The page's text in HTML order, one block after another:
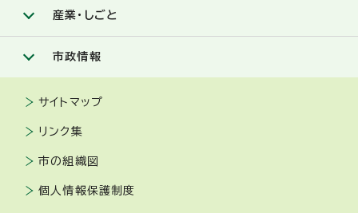
産業・しごと
市政情報
サイトマップ
リンク集
市の組織図
個人情報保護制度